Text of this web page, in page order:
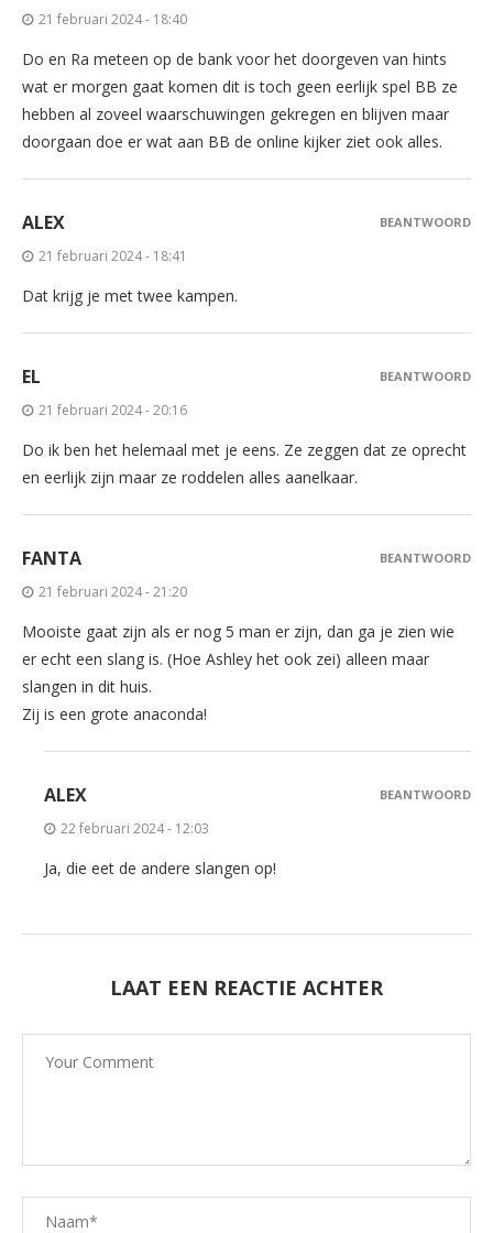
21 februari 2024 - 18:40
Do en Ra meteen op de bank voor het doorgeven van hints
wat er morgen gaat komen dit is toch geen eerlijk spel BB ze
hebben al zoveel waarschuwingen gekregen en blijven maar
doorgaan doe er wat aan BB de online kijker ziet ook alles.
ALEX
21 februari 2024 - 18:41
Dat krijg je met twee kampen.
BEANTWOORD
EL
21 februari 2024 - 20:16
Do ik ben het helemaal met je eens. Ze zeggen dat ze oprecht
en eerlijk zijn maar ze roddelen alles aanelkaar.
BEANTWOORD
FANTA
21 februari 2024 - 21:20
Mooiste gaat zijn als er nog 5 man er zijn, dan ga je zien wie
er echt een slang is. (Hoe Ashley het ook zei) alleen maar
slangen in dit huis.
Zij is een grote anaconda!
BEANTWOORD
ALEX
22 februari 2024 - 12:03
Ja, die eet de andere slangen op!
BEANTWOORD
LAAT EEN REACTIE ACHTER